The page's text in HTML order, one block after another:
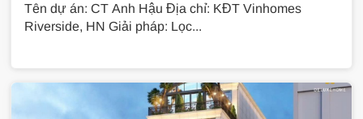
Tên dự án: CT Anh Hậu Địa chỉ: KĐT Vinhomes
Riverside, HN Giải pháp: Lọc...